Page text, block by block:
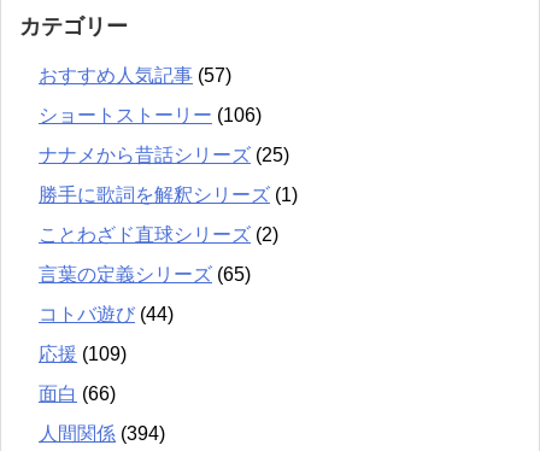
カテゴリー
おすすめ人気記事 (57)
ショートストーリー (106)
ナナメから昔話シリーズ (25)
勝手に歌詞を解釈シリーズ (1)
ことわざド直球シリーズ (2)
言葉の定義シリーズ (65)
コトバ遊び (44)
応援 (109)
面白 (66)
人間関係 (394)